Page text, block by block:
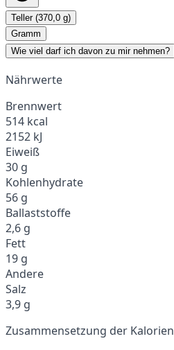
Teller (370,0 g)
Gramm
Wie viel darf ich davon zu mir nehmen?
Nährwerte
Brennwert
514 kcal
2152 kJ
Eiweiß
30 g
Kohlenhydrate
56 g
Ballaststoffe
2,6 g
Fett
19 g
Andere
Salz
3,9 g
Zusammensetzung der Kalorien